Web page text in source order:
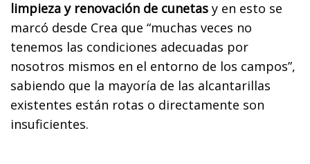
limpieza y renovación de cunetas y en esto se
marcó desde Crea que “muchas veces no
tenemos las condiciones adecuadas por
nosotros mismos en el entorno de los campos”,
sabiendo que la mayoría de las alcantarillas
existentes están rotas o directamente son
insuficientes.